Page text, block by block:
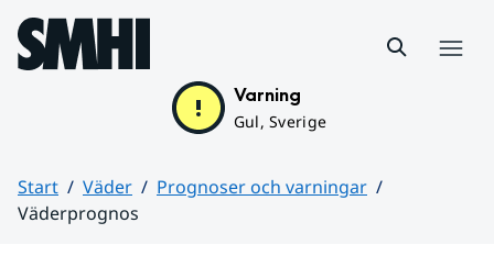
Hoppa till sidans innehåll
Varning
Gul, Sverige
Start Väder
Prognoser och varningar
Väderprognos